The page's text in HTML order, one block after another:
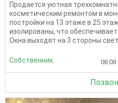
Продается уютная
косметическим ремонтом в
постройки на 13 этаже в 25
изолированы, что
Окна выходят на 3 стороны
Собственник 08.08